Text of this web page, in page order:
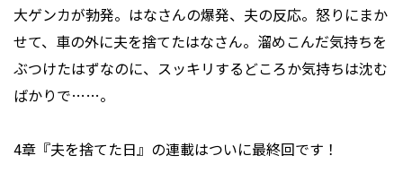
大ゲンカが勃発。はなさんの爆発、夫の反応。怒りにまか
せて、車の外に夫を捨てたはなさん。溜めこんだ気持ちを
ぶつけたはずなのに、スッキリするどころか気持ちは沈む
ばかりで……。
4章『夫を捨てた日』の連載はついに最終回です！